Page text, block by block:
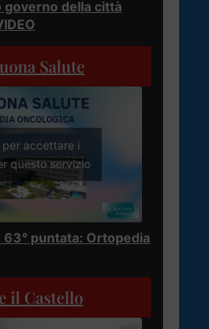
governo della città
Salute
per accettare i
questo servizio
63° puntata: Ortopedia
il Castello